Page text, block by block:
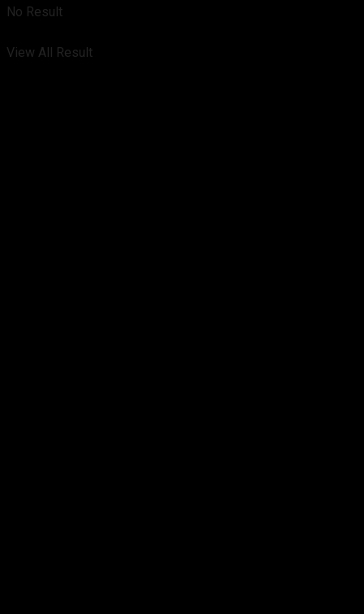
No Result
View All Result